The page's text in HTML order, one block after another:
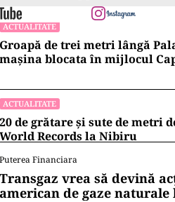
ACTUALITATE
Groapă de trei metri lângă
mașina blocata în mijlocul
ACTUALITATE
20 de grătare și sute de metri
World Records la Nibiru
Puterea Financiara
Transgaz vrea să devină
american de gaze naturale